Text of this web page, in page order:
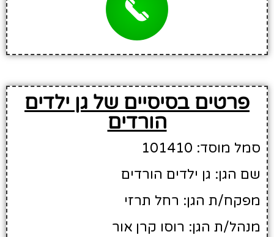
פרטים בסיסיים של גן ילדים
הורדים
סמל מוסד: 101410
שם הגן: גן ילדים הורדים
מפקח/ת הגן: רחל תרזי
מנהל/ת הגן: רוסו קרן אור